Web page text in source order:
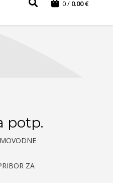
0 0.00€
potp.
ZA